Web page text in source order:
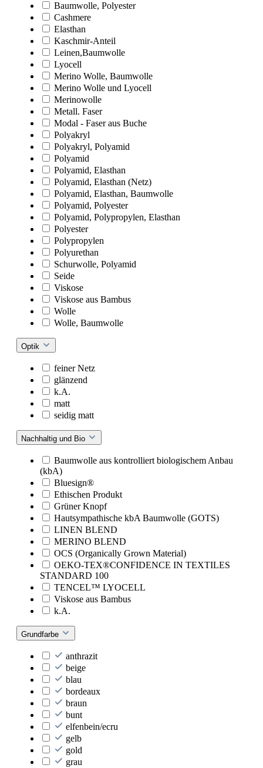
Baumwolle, Polyester
Cashmere
Elasthan
Kaschmir-Anteil
Leinen,Baumwolle
Lyocell
Merino Wolle, Baumwolle
Merino Wolle und Lyocell
Merinowolle
Metall. Faser
Modal - Faser aus Buche
Polyakryl
Polyakryl, Polyamid
Polyamid
Polyamid, Elasthan
Polyamid, Elasthan (Netz)
Polyamid, Elasthan, Baumwolle
Polyamid, Polyester
Polyamid, Polypropylen, Elasthan
Polyester
Polypropylen
Polyurethan
Schurwolle, Polyamid
Seide
Viskose
Viskose aus Bambus
Wolle
Wolle, Baumwolle
Optik
feiner Netz
glänzend
k.A.
matt
seidig matt
Nachhaltig und Bio
Baumwolle aus kontrolliert biologischem Anbau
(kbA)
Bluesign®
Ethischen Produkt
Grüner Knopf
Hautsympathische kbA Baumwolle (GOTS)
LINEN BLEND
MERINO BLEND
OCS (Organically Grown Material)
OEKO-TEX®CONFIDENCE IN TEXTILES
STANDARD 100
TENCEL™ LYOCELL
Viskose aus Bambus
k.A.
Grundfarbe
anthrazit
beige
blau
bordeaux
braun
bunt
elfenbein/ecru
gelb
gold
grau